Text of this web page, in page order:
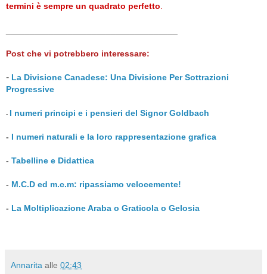
termini è sempre un quadrato perfetto
Post che vi potrebbero interessare:
- La Divisione Canadese: Una Divisione Per Sottrazioni
Progressive
- I numeri principi e i pensieri del Signor Goldbach
- I numeri naturali e la loro rappresentazione grafica
- Tabelline e Didattica
- M.C.D ed m.c.m: ripassiamo velocemente!
- La Moltiplicazione Araba o Graticola o Gelosia
Annarita alle 02:43